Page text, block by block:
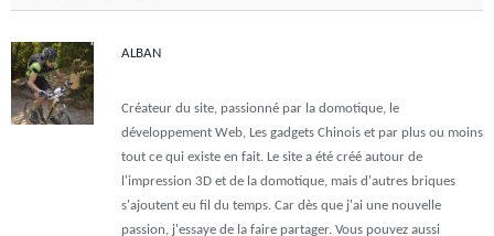
ALBAN
Créateur du site, passionné par la domotique, le
développement Web, Les gadgets Chinois et par plus ou moins
tout ce qui existe en fait. Le site a été créé autour de
l'impression 3D et de la domotique, mais d'autres briques
s'ajoutent eu fil du temps. Car dès que j'ai une nouvelle
passion, j'essaye de la faire partager. Vous pouvez aussi